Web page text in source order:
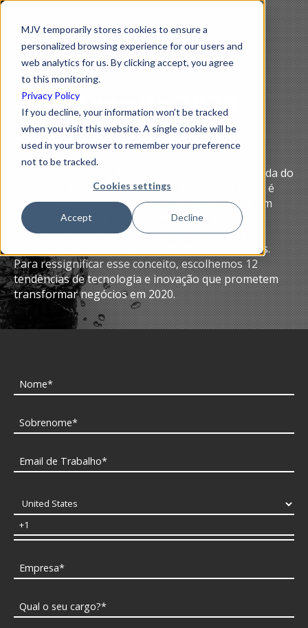
MJV temporarily stores cookies to ensure a
personalized browsing experience for our users and
web analytics for us. By clicking accept, you agree
to this monitoring.
Privacy Policy
If you decline, your information won’t be tracked
when you visit this website. A single cookie will be
used in your browser to remember your preference
not to be tracked.
Cookies settings
Accept Decline
MJV Trends 2020
Tendências de negócios
Transformação Digital é a expressão mais repetida do
momento. Ainda assim, seu real significado ainda é
uma incógnita para muitos. A transformação é um
caminho, não uma linha de chegada. É antecipar
cenários e usar tecnologia de ponta para criar
modelos de negócios ágeis, híbridos e adaptáveis.
Para ressignificar esse conceito, escolhemos 12
tendências de tecnologia e inovação que prometem
transformar negócios em 2020.